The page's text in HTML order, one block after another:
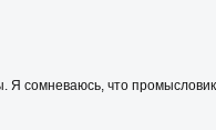
Я сомневаюсь, что